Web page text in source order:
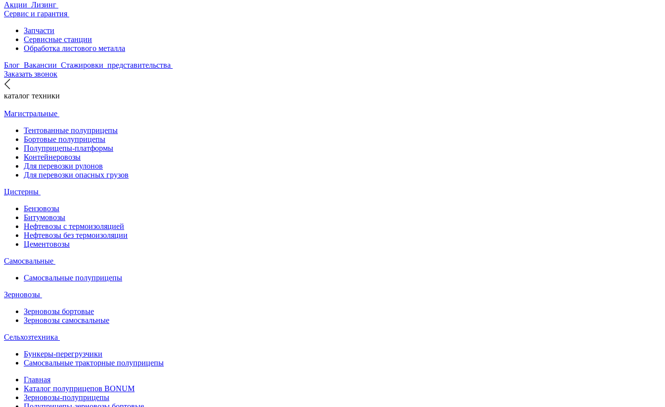
Акции Лизинг
Сервис и гарантия
Запчасти
Сервисные станции
Обработка листового металла
Блог Вакансии Стажировки представительства
Заказать звонок
каталог техники
Магистральные
Тентованные полуприцепы
Бортовые полуприцепы
Полуприцепы-платформы
Контейнеровозы
Для перевозки рулонов
Для перевозки опасных грузов
Цистерны
Бензовозы
Битумовозы
Нефтевозы с термоизоляцией
Нефтевозы без термоизоляции
Цементовозы
Самосвальные
Самосвальные полуприцепы
Зерновозы
Зерновозы бортовые
Зерновозы самосвальные
Сельхозтехника
Бункеры-перегрузчики
Самосвальные тракторные полуприцепы
Главная
Каталог полуприцепов BONUM
Зерновозы-полуприцепы